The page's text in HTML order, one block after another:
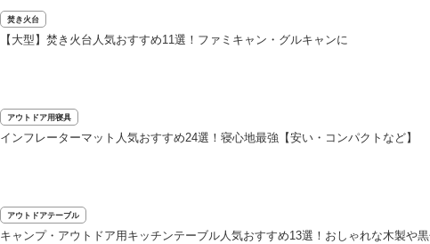
焚き火台
【大型】焚き火台人気おすすめ11選！ファミキャン・グルキャンに
アウトドア用寝具
インフレーターマット人気おすすめ24選！寝心地最強【安い・コンパクトなど】
アウトドアテーブル
キャンプ・アウトドア用キッチンテーブル人気おすすめ13選！おしゃれな木製や黒